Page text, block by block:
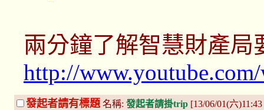
兩分鐘了解智慧財產局
http://
發起者請有標題 名稱: 發起者請掛trip [13/06/01(六